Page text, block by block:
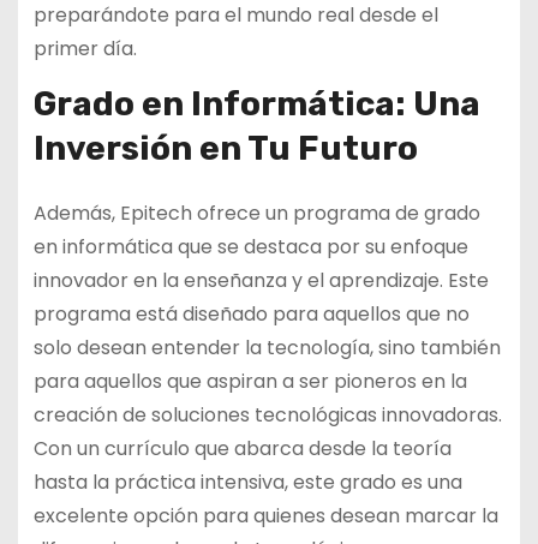
preparándote para el mundo real desde el
primer día.
Grado en Informática: Una
Inversión en Tu Futuro
Además, Epitech ofrece un programa de grado
en informática que se destaca por su enfoque
innovador en la enseñanza y el aprendizaje. Este
programa está diseñado para aquellos que no
solo desean entender la tecnología, sino también
para aquellos que aspiran a ser pioneros en la
creación de soluciones tecnológicas innovadoras.
Con un currículo que abarca desde la teoría
hasta la práctica intensiva, este grado es una
excelente opción para quienes desean marcar la